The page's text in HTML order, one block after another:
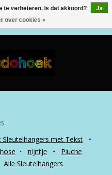
Sleutelhangers met Tekst
•
• nijntje •
Pluche
Alle Sleutelhangers
te verbeteren. Is dat akkoord?
Ja
over cookies »